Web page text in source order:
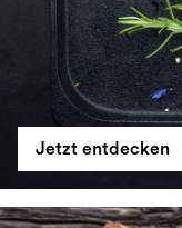
Jetzt entdecken